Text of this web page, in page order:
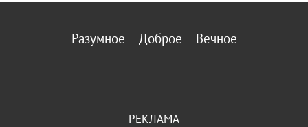
Разумное Доброе Вечное
РЕКЛАМА